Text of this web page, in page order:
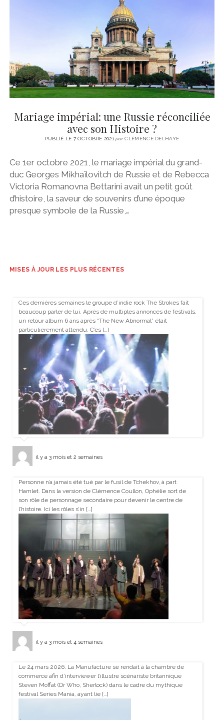
CINÉMA
LITTÉRATURE
ÉCONOMIE
SPORT
MÉDIAS
SANTÉ
instagram
email
Mariage impérial: une Russie réconciliée
avec son Histoire ?
PUBLIÉ LE 7 OCTOBRE 2021parCLÉMENCE DELHAYE
Ce 1er octobre 2021, le mariage impérial du grand-
duc Georges Mikhaïlovitch de Russie et de Rebecca
Victoria Romanovna Bettarini avait un petit goût
d’histoire, la saveur de souvenirs d’une époque
presque symbole de la Russie,…
MISES À JOUR LES PLUS RÉCENTES
Ces dernières semaines le groupe d’indie rock The Strokes fait
beaucoup parler de lui. Après de multiples annonces de festivals,
un retour album 6 ans après “The New Abnormal” était
particulièrement attendu. C’es […]
il y a 3 mois et 2 semaines
Personne n’a jamais été tué par le fusil de Tchekhov, à part
Hamlet. Dans la version de Clémence Coullon, Ophélie sort de
son rôle de personnage secondaire pour devenir le centre de
l’histoire. Ici les rôles s’in […]
il y a 3 mois et 4 semaines
Le 24 mars 2026, La Manufacture se rendait à la chambre de
commerce afin d’interviewer l’illustre scénariste britannique
Steven Moffat (Dr Who, Sherlock) dans le cadre du mythique
festival Series Mania, ayant lie […]